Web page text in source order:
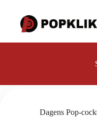
innholdet
Dagens Pop-